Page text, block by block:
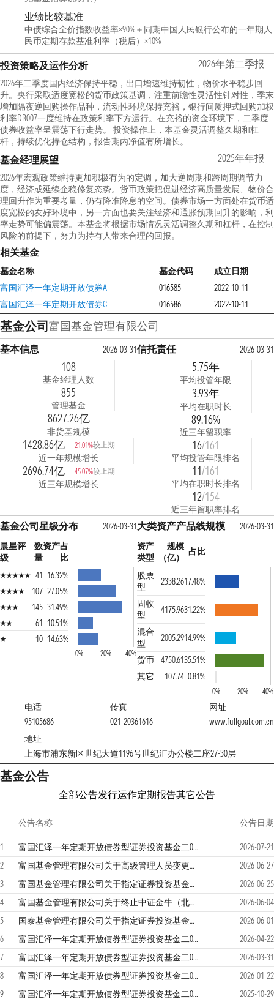
业绩比较基准
中债综合全价指数收益率×90%＋同期中国人民银行公布的一年期人
民币定期存款基准利率（税后）×10%
投资策略及运作分析 2026年第二季报
2026年二季度国内经济保持平稳，出口增速维持韧性，物价水平稳步回
升。央行采取适度宽松的货币政策基调，注重前瞻性灵活性针对性，季末
增加隔夜逆回购操作品种，流动性环境保持充裕，银行间质押式回购加权
利率DR007一度维持在政策利率下方运行。在充裕的资金环境下，二季度
债券收益率呈震荡下行走势。 投资操作上，本基金灵活调整久期和杠
杆，持续优化持仓结构，报告期内净值有所增长。
基金经理展望 2025年年报
2026年宏观政策维持更加积极有为的定调，加大逆周期和跨周期调节力
度，经济或延续企稳修复态势。货币政策把促进经济高质量发展、物价合
理回升作为重要考量，仍有降准降息的空间。债券市场一方面处在货币适
度宽松的友好环境中，另一方面也要关注经济和通胀预期回升的影响，利
率走势可能偏震荡。本基金将根据市场情况灵活调整久期和杠杆，在控制
风险的前提下，努力为持有人带来合理的回报。
相关基金
基金名称 基金代码
成立日期
富国汇泽一年定期开放债券A
016585
2022-10-11
富国汇泽一年定期开放债券C
016586 2022-10-11
基金公司富国基金管理有限公司
基本信息 2026-03-31
108
基金经理人数
855
管理基金
8627.26亿
非货基规模
1428.86亿 21.01%较上期
近一年规模增长
2696.74亿 45.07%较上期
近三年规模增长
信托责任 2026-03-31
5.75年
平均投管年限
3.93年
平均在职时长
89.16%
近三年留职率
16/161
平均投管年限排名
11/161
平均在职时长排名
12/154
近三年留职率排名
基金公司星级分布
2026-03-31
晨星评
级
数
量
资产占
比
41 16.32%
107 27.05%
145 31.49%
61 10.51%
10 14.63%
0% 20% 40%
大类资产产品线规模
2026-03-31
资产
类型
规模
（亿）
占比
股票
型
2338.2617.48%
固收
型
4175.9631.22%
混合
型
2005.2914.99%
货币
4750.6135.51%
其它
107.74 0.81%
0% 20% 40%
电话
95105686
传真
021-20361616
网址
www.fullgoal.com.cn
地址
上海市浦东新区世纪大道1196号世纪汇办公楼二座27-30层
基金公告
全部公告发行运作定期报告其它公告
公告名称 公告日期
1 富国汇泽一年定期开放债券型证券投资基金二0二六年第2季度报告
2026-07-21
2
富国基金管理有限公司关于高级管理人员变更的公告
2026-06-27
3
富国基金管理有限公司关于指定证券投资基金主流动性服务商的公告
2026-06-25
4
富国基金管理有限公司关于终止中证金牛（北京）基金销售有限公司办理本公司旗下基金销售业务的公告
2026-06-04
5
国泰基金管理有限公司关于指定证券投资基金主流动性服务商的公告
2026-06-01
6
富国汇泽一年定期开放债券型证券投资基金二0二六年第1季度报告
2026-04-22
7
富国汇泽一年定期开放债券型证券投资基金二0二五年年度报告
2026-03-31
8
富国汇泽一年定期开放债券型证券投资基金二0二五年第4季度报告
2026-01-22
9
富国汇泽一年定期开放债券型证券投资基金二0二五年第3季度报告 2025-10-29